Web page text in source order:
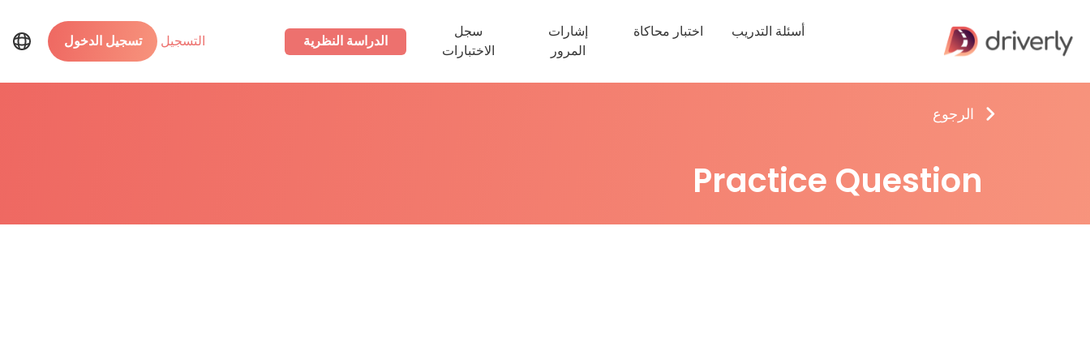
أسئلة التدريب اختبار محاكاة
إشارات
المرور
سجل
الاختبارات
الدراسة النظرية التسجيل تسجيل الدخول
الرجوع
Practice Question